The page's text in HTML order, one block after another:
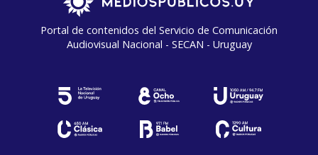
Portal de contenidos del Servicio de Comunicación
Audiovisual Nacional - SECAN - Uruguay